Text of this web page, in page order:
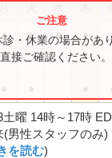
● ● ● ● ●
・休業の場合があ
接ご確認ください。
土曜 14時～17時
(男性スタッフのみ)
を読む)